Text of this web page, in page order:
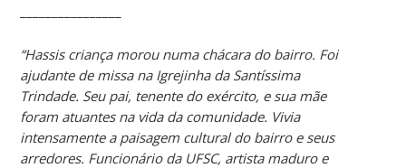
“Hassis criança morou numa chácara do bairro. Foi
ajudante de missa na Igrejinha da Santíssima
Trindade. Seu pai, tenente do exército, e sua mãe
foram atuantes na vida da comunidade. Vivia
intensamente a paisagem cultural do bairro e seus
arredores. Funcionário da UFSC, artista maduro e